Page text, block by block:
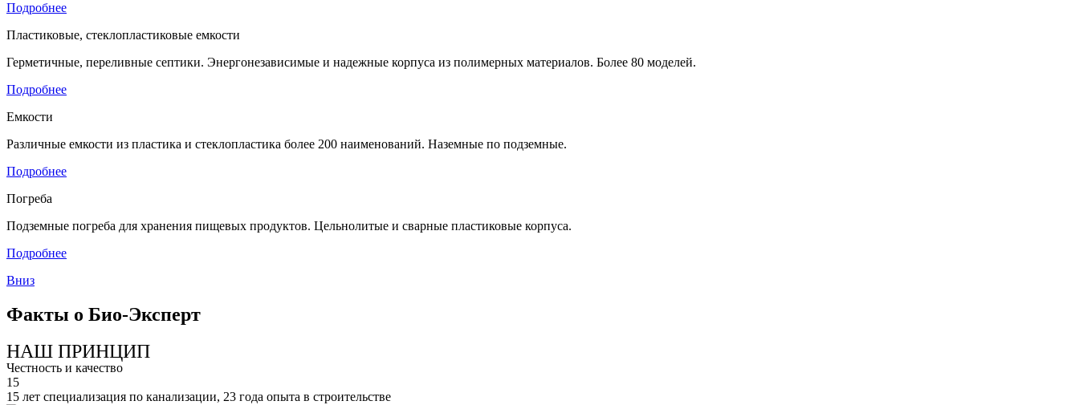
Подробнее
Пластиковые, стеклопластиковые емкости
Герметичные, переливные септики. Энергонезависимые и надежные корпуса из полимерных материалов. Более 80 моделей.
Подробнее
Емкости
Различные емкости из пластика и стеклопластика более 200 наименований. Наземные по подземные.
Подробнее
Погреба
Подземные погреба для хранения пищевых продуктов. Цельнолитые и сварные пластиковые корпуса.
Подробнее
Вниз
Факты о Био-Эксперт
НАШ ПРИНЦИП
Честность и качество
15
15 лет специализация по канализации, 23 года опыта в строительстве